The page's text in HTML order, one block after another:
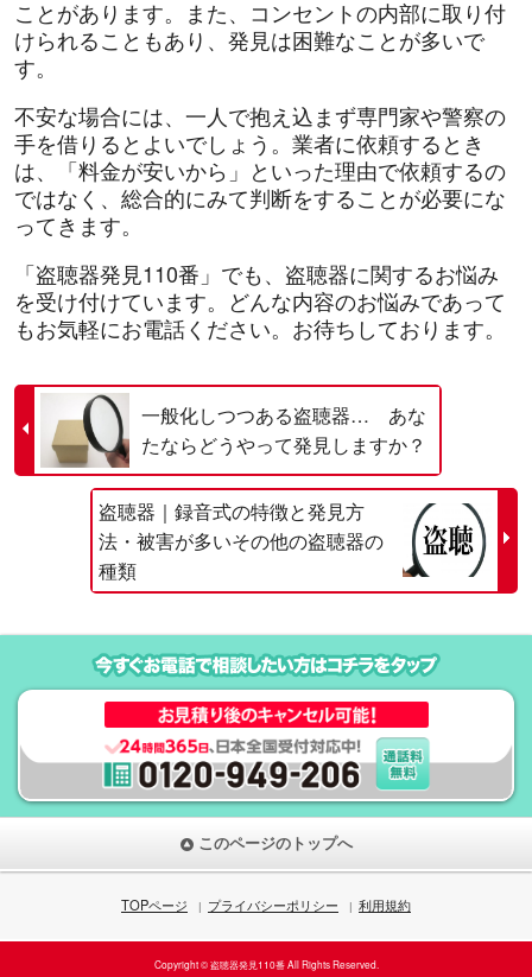
ことがあります。また、コンセントの内部に取り付
けられることもあり、発見は困難なことが多いで
す。
不安な場合には、一人で抱え込まず専門家や警察の
手を借りるとよいでしょう。業者に依頼するとき
は、「料金が安いから」といった理由で依頼するの
ではなく、総合的にみて判断をすることが必要にな
ってきます。
「盗聴器発見110番」でも、盗聴器に関するお悩み
を受け付けています。どんな内容のお悩みであって
もお気軽にお電話ください。お待ちしております。
一般化しつつある盗聴器… あな
たならどうやって発見しますか？
盗聴器｜録音式の特徴と発見方
法・被害が多いその他の盗聴器の
種類
このページのトップへ
TOPページ プライバシーポリシー 利用規約
Copyright © 盗聴器発見110番 All Rights Reserved.